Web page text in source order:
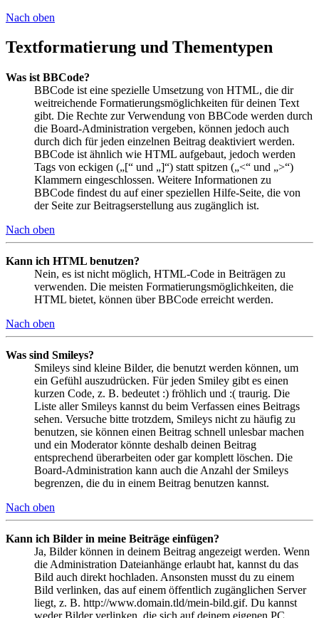
Nach oben
Textformatierung und Thementypen
Was ist BBCode?
BBCode ist eine spezielle Umsetzung von HTML, die dir
weitreichende Formatierungsmöglichkeiten für deinen Text
gibt. Die Rechte zur Verwendung von BBCode werden durch
die Board-Administration vergeben, können jedoch auch
durch dich für jeden einzelnen Beitrag deaktiviert werden.
BBCode ist ähnlich wie HTML aufgebaut, jedoch werden
Tags von eckigen („[“ und „]“) statt spitzen („<“ und „>“)
Klammern eingeschlossen. Weitere Informationen zu
BBCode findest du auf einer speziellen Hilfe-Seite, die von
der Seite zur Beitragserstellung aus zugänglich ist.
Nach oben
Kann ich HTML benutzen?
Nein, es ist nicht möglich, HTML-Code in Beiträgen zu
verwenden. Die meisten Formatierungsmöglichkeiten, die
HTML bietet, können über BBCode erreicht werden.
Nach oben
Was sind Smileys?
Smileys sind kleine Bilder, die benutzt werden können, um
ein Gefühl auszudrücken. Für jeden Smiley gibt es einen
kurzen Code, z. B. bedeutet :) fröhlich und :( traurig. Die
Liste aller Smileys kannst du beim Verfassen eines Beitrags
sehen. Versuche bitte trotzdem, Smileys nicht zu häufig zu
benutzen, sie können einen Beitrag schnell unlesbar machen
und ein Moderator könnte deshalb deinen Beitrag
entsprechend überarbeiten oder gar komplett löschen. Die
Board-Administration kann auch die Anzahl der Smileys
begrenzen, die du in einem Beitrag benutzen kannst.
Nach oben
Kann ich Bilder in meine Beiträge einfügen?
Ja, Bilder können in deinem Beitrag angezeigt werden. Wenn
die Administration Dateianhänge erlaubt hat, kannst du das
Bild auch direkt hochladen. Ansonsten musst du zu einem
Bild verlinken, das auf einem öffentlich zugänglichen Server
liegt, z. B. http://www.domain.tld/mein-bild.gif. Du kannst